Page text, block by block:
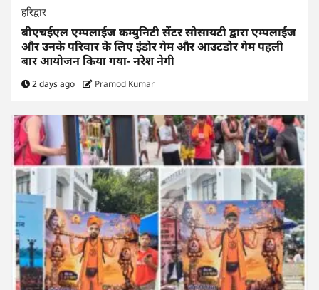
हरिद्वार
बीएचईएल एम्पलाईज कम्युनिटी सेंटर सोसायटी द्वारा एम्पलाईज
और उनके परिवार के लिए इंडोर गेम और आउटडोर गेम पहली
बार आयोजन किया गया- नरेश नेगी
2 days ago Pramod Kumar